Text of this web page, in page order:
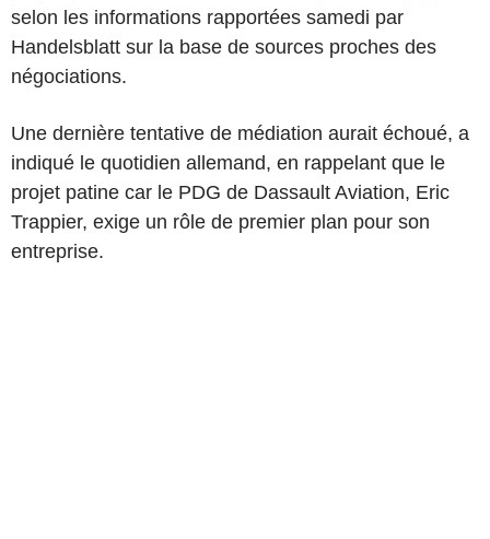
selon les informations rapportées samedi par
Handelsblatt sur la base de sources proches des
négociations.
Une dernière tentative de médiation aurait échoué, a
indiqué le quotidien allemand, en rappelant que le
projet patine car le PDG de Dassault Aviation, Eric
Trappier, exige un rôle de premier plan pour son
entreprise.